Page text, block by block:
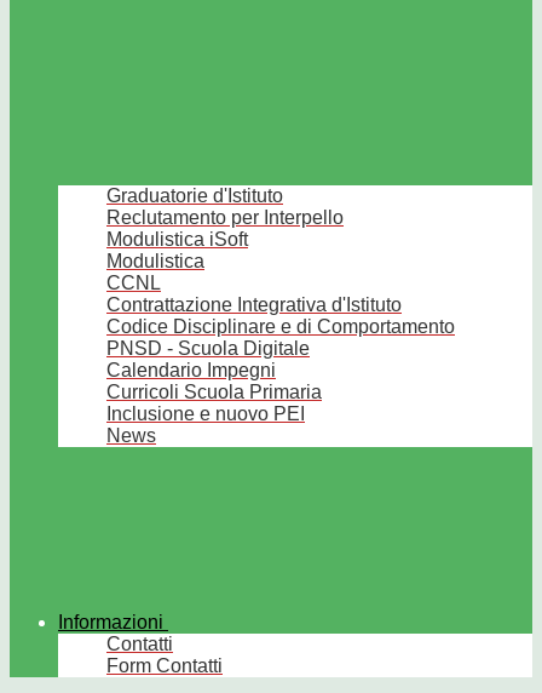
Graduatorie d'Istituto
Reclutamento per Interpello
Modulistica iSoft
Modulistica
CCNL
Contrattazione Integrativa d'Istituto
Codice Disciplinare e di Comportamento
PNSD - Scuola Digitale
Calendario Impegni
Curricoli Scuola Primaria
Inclusione e nuovo PEI
News
Informazioni
Contatti
Form Contatti